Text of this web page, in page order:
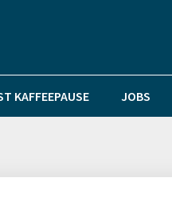
KAFFEEPAUSE JOBS